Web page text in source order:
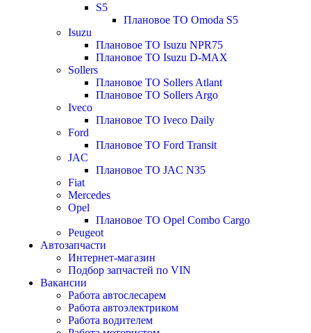
S5
Плановое ТО Omoda S5
Isuzu
Плановое ТО Isuzu NPR75
Плановое ТО Isuzu D-MAX
Sollers
Плановое ТО Sollers Atlant
Плановое ТО Sollers Argo
Iveco
Плановое ТО Iveco Daily
Ford
Плановое ТО Ford Transit
JAC
Плановое ТО JAC N35
Fiat
Mercedes
Opel
Плановое ТО Opel Combo Cargo
Peugeot
Автозапчасти
Интернет-магазин
Подбор запчастей по VIN
Вакансии
Работа автослесарем
Работа автоэлектриком
Работа водителем